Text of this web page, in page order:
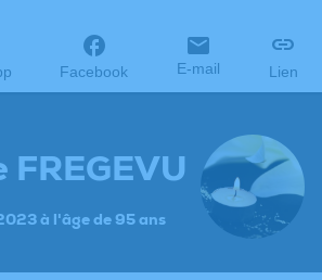
Facebook E-mail Lien
à l'âge de 95 ans